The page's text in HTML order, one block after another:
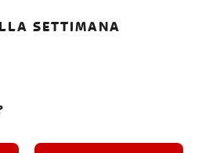
SETTIMANA